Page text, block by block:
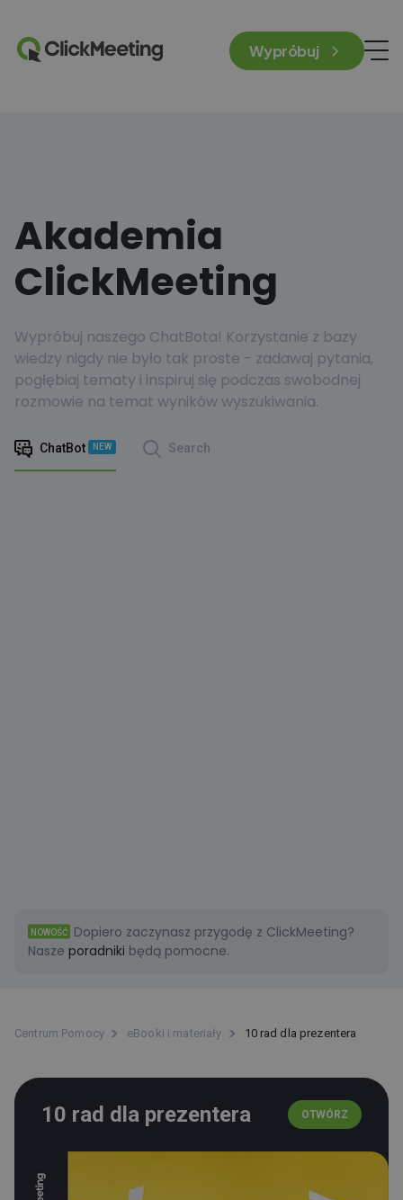
Wypróbuj
Akademia
ClickMeeting
Wypróbuj naszego ChatBota! Korzystanie z bazy
wiedzy nigdy nie było tak proste - zadawaj pytania,
pogłębiaj tematy i inspiruj się podczas swobodnej
rozmowie na temat wyników wyszukiwania.
ChatBot NEW Search
NOWOŚĆ
Dopiero zaczynasz przygodę z ClickMeeting?
Nasze poradniki będą pomocne.
Centrum Pomocy eBooki i materiały 10 rad dla prezentera
10 rad dla prezentera OTWÓRZ